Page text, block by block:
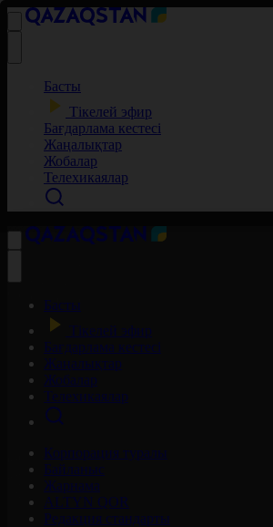
Басты
Тікелей эфир
Бағдарлама кестесі
Жаңалықтар
Жобалар
Телехикаялар
Басты
Тікелей эфир
Бағдарлама кестесі
Жаңалықтар
Жобалар
Телехикаялар
Корпорация туралы
Байланыс
Жарнама
ALTYN QOR
Редакция стандарты